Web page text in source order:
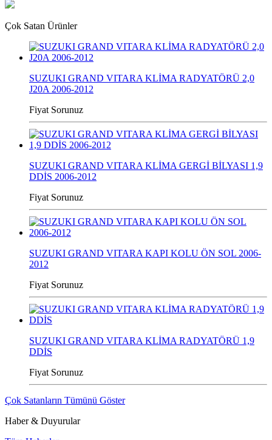
Çok Satan Ürünler
SUZUKI GRAND VITARA KLİMA RADYATÖRÜ 2,0
J20A 2006-2012
Fiyat Sorunuz
SUZUKI GRAND VITARA KLİMA GERGİ BİLYASI 1,9
DDİS 2006-2012
Fiyat Sorunuz
SUZUKI GRAND VITARA KAPI KOLU ÖN SOL 2006-
2012
Fiyat Sorunuz
SUZUKI GRAND VITARA KLİMA RADYATÖRÜ 1,9
DDİS
Fiyat Sorunuz
Çok Satanların Tümünü Göster
Haber & Duyurular